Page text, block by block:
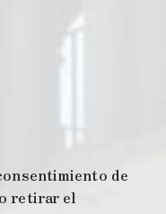
de
retirar el